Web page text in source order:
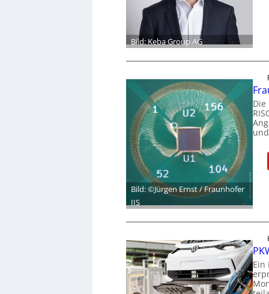
Bild: Keba Group AG
Bild: ©Jürgen Ernst / Fraunhofer
IIS
Die
Ein